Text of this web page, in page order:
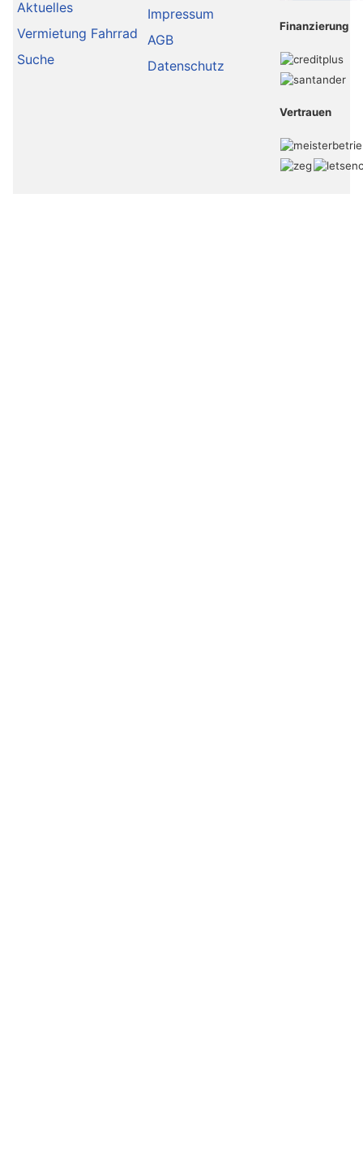
Aktuelles
Vermietung Fahrrad
Suche
Impressum
AGB
Datenschutz
Finanzierung
Vertrauen